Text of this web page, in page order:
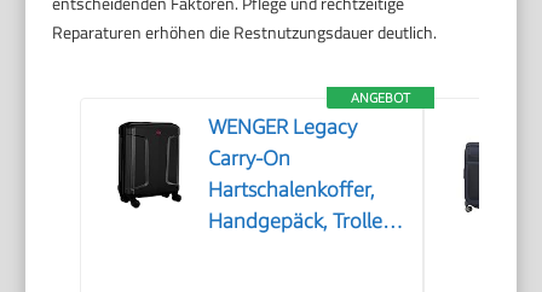
Reparaturen erhöhen die Restnutzungsdauer deutlich.
ANGEBOT
WENGER Legacy
Carry-On
Hartschalenkoffer,
Handgepäck, Trolley,